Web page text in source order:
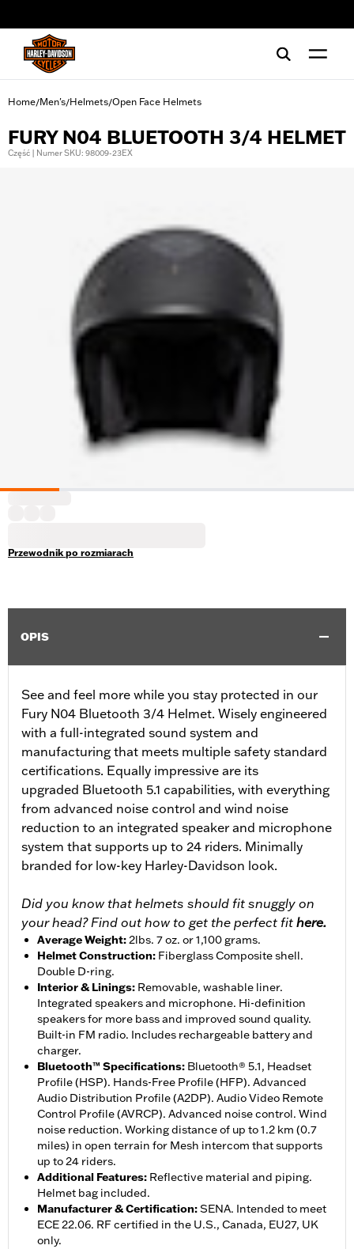
Home/Men's/Helmets/Open Face Helmets
FURY N04 BLUETOOTH 3/4 HELMET
Część | Numer SKU: 98009-23EX
Przewodnik po rozmiarach
OPIS
See and feel more while you stay protected in our
Fury N04 Bluetooth 3/4 Helmet. Wisely engineered
with a full-integrated sound system and
manufacturing that meets multiple safety standard
certifications. Equally impressive are its
upgraded Bluetooth 5.1 capabilities, with everything
from advanced noise control and wind noise
reduction to an integrated speaker and microphone
system that supports up to 24 riders. Minimally
branded for low-key Harley-Davidson look.
Did you know that helmets should fit snuggly on
your head? Find out how to get the perfect fit here.
Average Weight:2lbs. 7 oz. or 1,100 grams.
Helmet Construction: Fiberglass Composite shell.
Double D-ring.
Interior & Linings: Removable, washable liner.
Integrated speakers and microphone. Hi-definition
speakers for more bass and improved sound quality.
Built-in FM radio. Includes rechargeable battery and
charger.
Bluetooth™ Specifications: Bluetooth® 5.1, Headset
Profile (HSP). Hands-Free Profile (HFP). Advanced
Audio Distribution Profile (A2DP). Audio Video Remote
Control Profile (AVRCP). Advanced noise control. Wind
noise reduction. Working distance of up to 1.2 km (0.7
miles) in open terrain for Mesh intercom that supports
up to 24 riders.
Additional Features: Reflective material and piping.
Helmet bag included.
Manufacturer & Certification:SENA. Intended to meet
ECE 22.06. RF certified in the U.S., Canada, EU27, UK
only.